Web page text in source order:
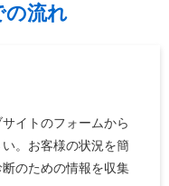
の流れ
イトのフォームから
。お客様の状況を簡
のための情報を収集